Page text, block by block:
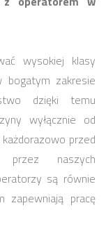
wysokiej klasy
zakresie
dzięki temu
wyłącznie od
przed
przez naszych
są równie
zapewniają pracę